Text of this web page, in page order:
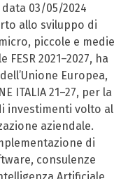
03/05/2024
allo sviluppo di
piccole e medie
2021–2027, ha
Europea,
ITALIA 21–27, per la
investimenti volto al
aziendale.
di
consulenze